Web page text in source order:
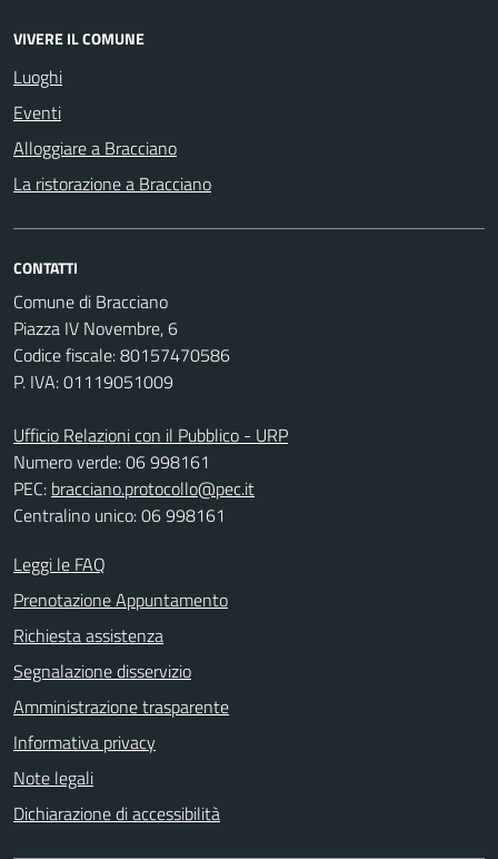
VIVERE IL COMUNE
Luoghi
Eventi
Alloggiare a Bracciano
La ristorazione a Bracciano
CONTATTI
Comune di Bracciano
Piazza IV Novembre, 6
Codice fiscale: 80157470586
P. IVA: 01119051009
Ufficio Relazioni con il Pubblico - URP
Numero verde: 06 998161
PEC: bracciano.protocollo@pec.it
Centralino unico: 06 998161
Leggi le FAQ
Prenotazione Appuntamento
Richiesta assistenza
Segnalazione disservizio
Amministrazione trasparente
Informativa privacy
Note legali
Dichiarazione di accessibilità